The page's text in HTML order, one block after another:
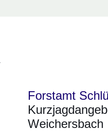
Forstamt
Weichersbach